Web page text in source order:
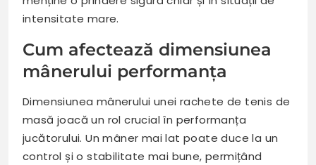
intensitate mare.
Cum afectează dimensiunea
mânerului performanța
Dimensiunea mânerului unei rachete de tenis de
masă joacă un rol crucial în performanța
jucătorului. Un mâner mai lat poate duce la un
control și o stabilitate mai bune, permițând